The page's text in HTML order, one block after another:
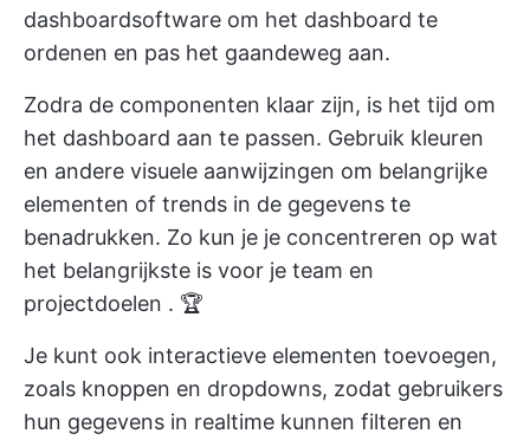
dashboardsoftware om het dashboard te
ordenen en pas het gaandeweg aan.
Zodra de componenten klaar zijn, is het tijd om
het dashboard aan te passen. Gebruik kleuren
en andere visuele aanwijzingen om belangrijke
elementen of trends in de gegevens te
benadrukken. Zo kun je je concentreren op wat
het belangrijkste is voor je team en
projectdoelen . 🏆
Je kunt ook interactieve elementen toevoegen,
zoals knoppen en dropdowns, zodat gebruikers
hun gegevens in realtime kunnen filteren en